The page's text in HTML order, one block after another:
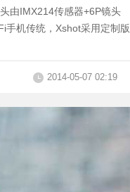
由IMX214传感器+6P镜头
手机传统，Xshot采用定制版
2014-05-07 02:19